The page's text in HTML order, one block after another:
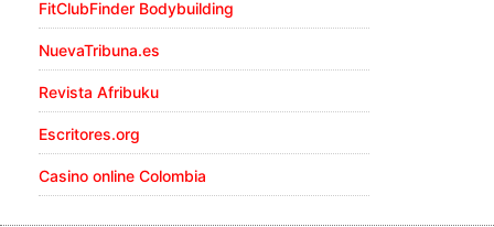
FitClubFinder Bodybuilding
NuevaTribuna.es
Revista Afribuku
Escritores.org
Casino online Colombia